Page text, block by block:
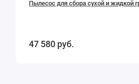
Пылесос для сбора сухой и жидкой
47 580 руб.